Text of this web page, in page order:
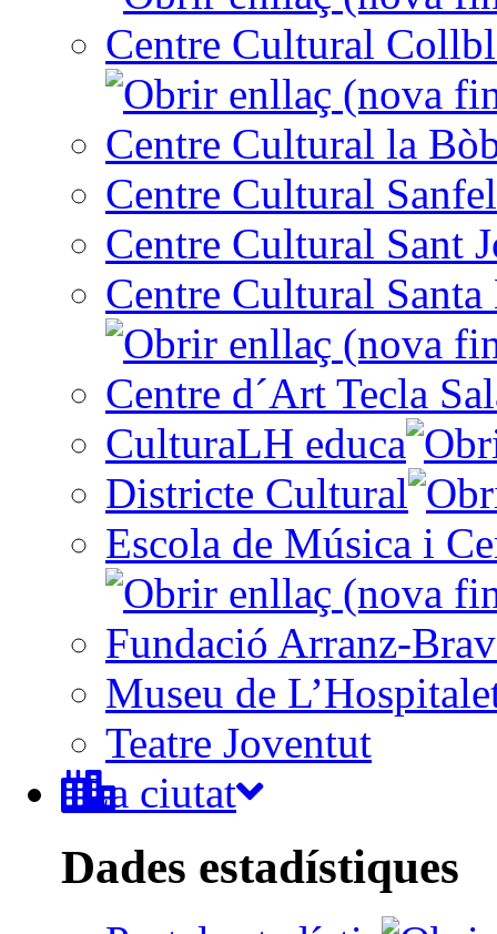
Centre Cultural
Centre Cultural la
Centre Cultural
Centre Cultural Sant
Centre Cultural
Centre d´Art Tecla
CulturaLH educa
Districte Cultural
Escola de Música i
Fundació Arranz-
Museu de
Teatre Joventut
La ciutat
Dades estadístiques